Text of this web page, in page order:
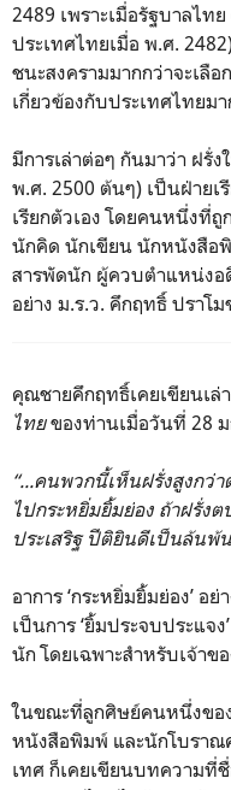
2489 เพราะเมื่อรัฐบาลไท
ประเทศไทยเมื่อ พ.ศ.
ชนะสงครามมากกว่าจะเลื
เกี่ยวข้องกับประเทศไทยม
มีการเล่าต่อๆ กันมาว่า ฝรั่
พ.ศ. 2500 ต้นๆ) เป็นฝ่ายเ
เรียกตัวเอง โดยคนหนึ่งที่ถู
นักคิด นักเขียน นักหนังสือ
สารพัดนัก ผู้ควบตำแหน่งอ
อย่าง ม.ร.ว. คึกฤทธิ์ ปราโม
คุณชายคึกฤทธิ์เคยเขียนเล่
ไทยของท่านเมื่อวันที่ 28 ม
“...คนพวกนี้เห็นฝรั่งสูงกว่
ไปกระหยิ่มยิ้มย่อง ถ้าฝรั่ง
ประเสริฐ ปีติยินดีเป็นล้นพ้น
อาการ ‘กระหยิ่มยิ้มย่อง’ อ
เป็นการ ‘ยิ้มประจบประแจ
นัก โดยเฉพาะสำหรับเจ้าข
ในขณะที่ลูกศิษย์คนหนึ่งขอ
หนังสือพิมพ์ และนักโบรา
เทศ ก็เคยเขียนบทความที่